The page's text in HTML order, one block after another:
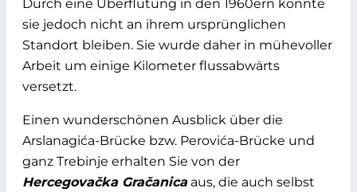
Durch eine Überflutung in den 1960ern konnte
sie jedoch nicht an ihrem ursprünglichen
Standort bleiben. Sie wurde daher in mühevoller
Arbeit um einige Kilometer flussabwärts
versetzt.
Einen wunderschönen Ausblick über die
Arslanagića-Brücke bzw. Perovića-Brücke und
ganz Trebinje erhalten Sie von der
Hercegovačka Gračanicaaus, die auch selbst